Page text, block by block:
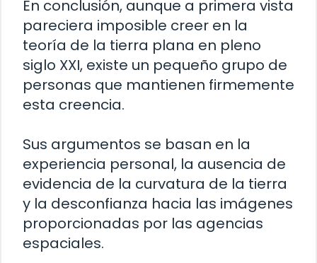
En conclusión, aunque a primera vista
pareciera imposible creer en la
teoría de la tierra plana en pleno
siglo XXI, existe un pequeño grupo de
personas que mantienen firmemente
esta creencia.
Sus argumentos se basan en la
experiencia personal, la ausencia de
evidencia de la curvatura de la tierra
y la desconfianza hacia las imágenes
proporcionadas por las agencias
espaciales.